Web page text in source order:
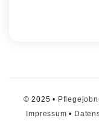
© 2025 •
Impressum •